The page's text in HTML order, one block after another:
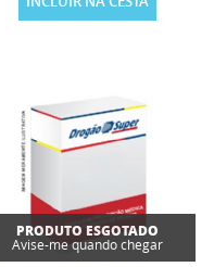
PRODUTO ESGOTADO
Avise-me quando chegar